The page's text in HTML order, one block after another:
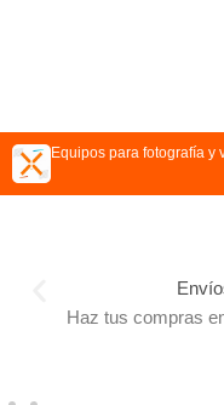
Equipos para fotografía y
Haz tus compras